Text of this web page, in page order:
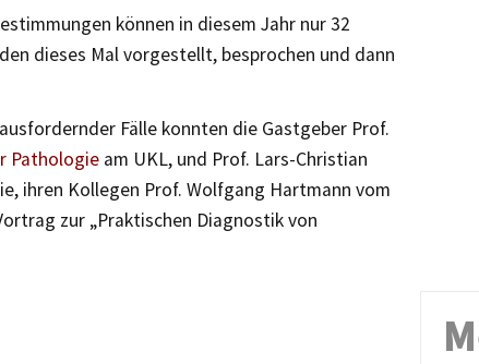
können in diesem Jahr nur 32
dieses Mal vorgestellt, besprochen und dann
Fälle konnten die Gastgeber Prof.
Pathologie am UKL, und Prof. Lars-Christian
ihren Kollegen Prof. Wolfgang Hartmann vom
zur „Praktischen Diagnostik von